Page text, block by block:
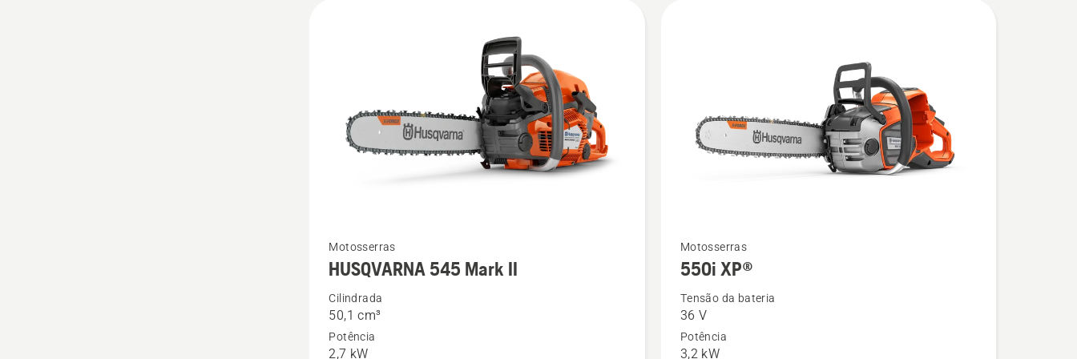
Ver
mais
detalhes
sobre
HUSQVARNA
Motosserras
HUSQVARNA 545 Mark II
Cilindrada
50,1 cm³
Potência
2,7 kW
Ver
mais
detalhes
sobre
550i
Motosserras
550i XP®
Tensão da bateria
36 V
Potência
3,2 kW